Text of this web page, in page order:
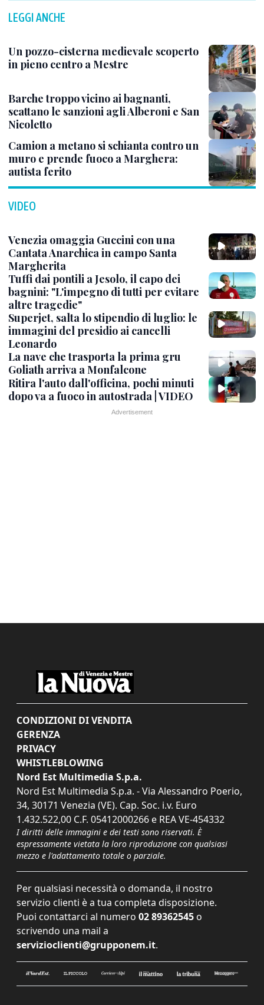
LEGGI ANCHE
Un pozzo-cisterna medievale scoperto
in pieno centro a Mestre
Barche troppo vicino ai bagnanti,
scattano le sanzioni agli Alberoni e San
Nicoletto
Camion a metano si schianta contro un
muro e prende fuoco a Marghera:
autista ferito
VIDEO
Venezia omaggia Guccini con una
Cantata Anarchica in campo Santa
Margherita
Tuffi dai pontili a Jesolo, il capo dei
bagnini: "L'impegno di tutti per evitare
altre tragedie"
Superjet, salta lo stipendio di luglio: le
immagini del presidio ai cancelli
Leonardo
La nave che trasporta la prima gru
Goliath arriva a Monfalcone
Ritira l'auto dall'officina, pochi minuti
dopo va a fuoco in autostrada | VIDEO
CONDIZIONI DI VENDITA
GERENZA
PRIVACY
WHISTLEBLOWING
Nord Est Multimedia S.p.a.
Nord Est Multimedia S.p.a. - Via Alessandro Poerio,
34, 30171 Venezia (VE). Cap. Soc. i.v. Euro
1.432.522,00 C.F. 05412000266 e REA VE-454332
I diritti delle immagini e dei testi sono riservati. È
espressamente vietata la loro riproduzione con qualsiasi
mezzo e l'adattamento totale o parziale.
Per qualsiasi necessità o domanda, il nostro
servizio clienti è a tua completa disposizione.
Puoi contattarci al numero 02 89362545 o
scrivendo una mail a
servizioclienti@grupponem.it.